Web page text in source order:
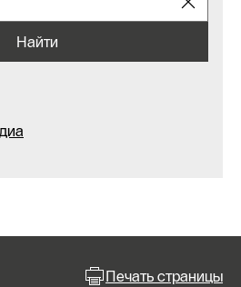
Найти
Печать страницы